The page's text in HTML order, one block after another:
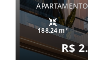
188.24 m²
R$